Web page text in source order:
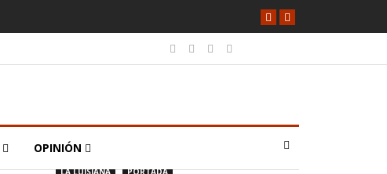
OPINIÓN
LA LUISIANA PORTADA